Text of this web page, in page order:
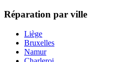
Réparation par ville
Liège
Bruxelles
Namur